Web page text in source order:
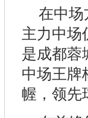
在中场
主力中场
是成都蓉
中场王牌
幄，领先